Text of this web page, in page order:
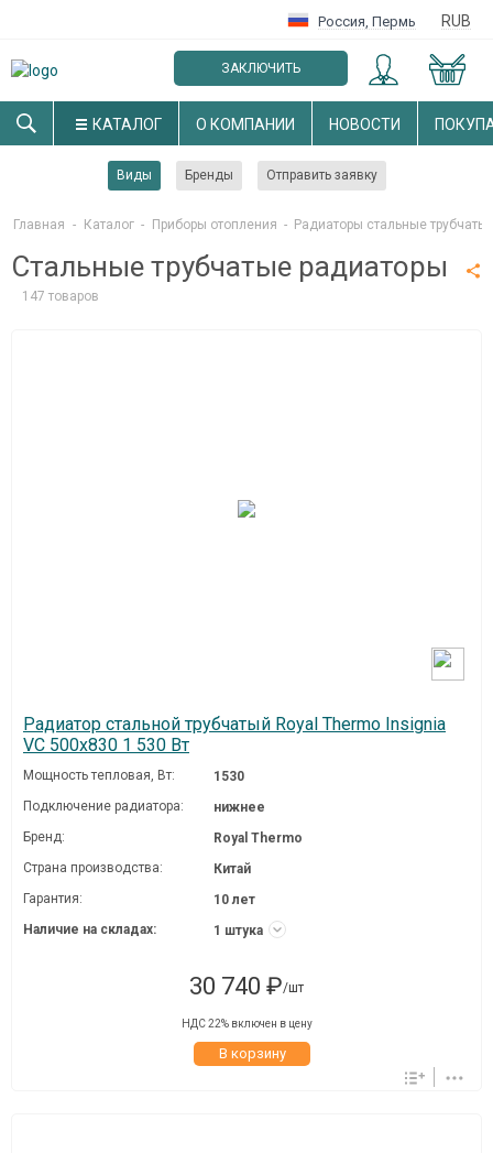
Россия, Пермь RUB
ЗАКЛЮЧИТЬ
ОПТОВЫЙ ДОГОВОР
КАТАЛОГ О КОМПАНИИ НОВОСТИ
Виды Бренды Отправить заявку
Главная - Каталог - Приборы отопления - Радиаторы стальные
Стальные трубчатые радиаторы
147 товаров
Радиатор стальной трубчатый Royal Thermo Insignia
VC 500x830 1 530 Вт
Мощность тепловая, Вт:
1530
Подключение радиатора:
нижнее
Бренд:
Royal Thermo
Страна производства:
Китай
Гарантия:
10 лет
Наличие на складах:
1 штука
30 740 ₽/шт
НДС 22% включен в цену
В корзину